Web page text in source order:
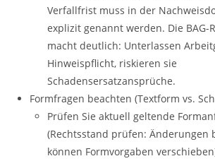
Verfallfrist muss in der
explizit genannt werden. Die BAG-
macht deutlich: Unterlassen
Hinweispflicht, riskieren sie
Schadensersatzansprüche.
Formfragen beachten (Textform vs.
Prüfen Sie aktuell geltende
(Rechtsstand prüfen: Änderungen
können Formvorgaben